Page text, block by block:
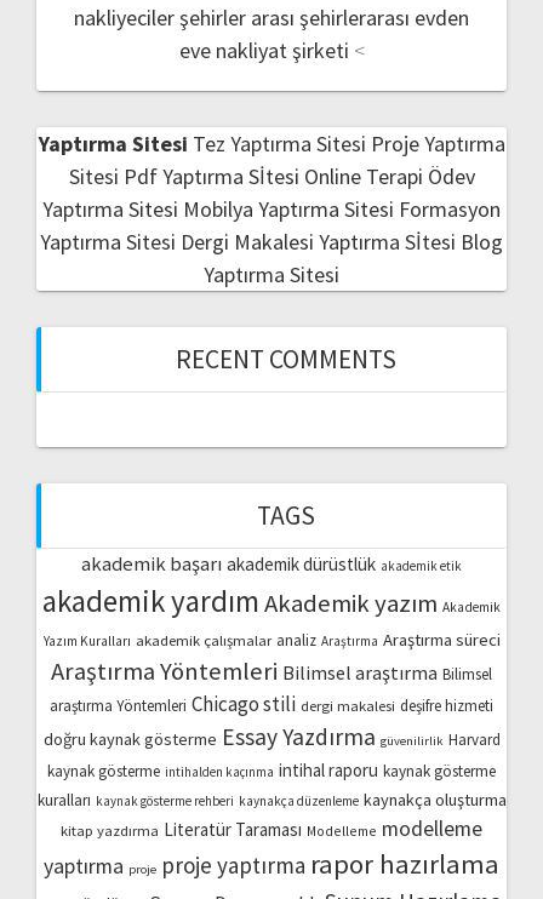
nakliyeciler şehirler arası şehirlerarası evden
eve nakliyat şirketi <
Yaptırma Sitesi Tez Yaptırma Sitesi Proje Yaptırma
Sitesi Pdf Yaptırma Sİtesi Online Terapi Ödev
Yaptırma Sitesi Mobilya Yaptırma Sitesi Formasyon
Yaptırma Sitesi Dergi Makalesi Yaptırma Sİtesi Blog
Yaptırma Sitesi
RECENT COMMENTS
TAGS
akademik başarı akademik dürüstlük akademik etik
akademik yardımAkademik yazım Akademik
Yazım Kuralları akademik çalışmalar analiz Araştırma Araştırma süreci
Araştırma Yöntemleri Bilimsel araştırma Bilimsel
araştırma Yöntemleri Chicago stili dergi makalesi deşifre hizmeti
doğru kaynak gösterme Essay Yazdırma güvenilirlik Harvard
kaynak gösterme intihalden kaçınma intihal raporu kaynak gösterme
kuralları kaynak gösterme rehberi kaynakça düzenleme kaynakça oluşturma
kitap yazdırma Literatür Taraması Modelleme modelleme
yaptırma proje proje yaptırma rapor hazırlama